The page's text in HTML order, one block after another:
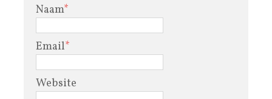
Naam*
Email*
Website